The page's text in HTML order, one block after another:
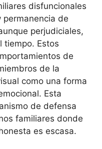
disfuncionales
permanencia de
perjudiciales,
tiempo. Estos
de
de la
como una forma
Esta
de defensa
familiares donde
es escasa.